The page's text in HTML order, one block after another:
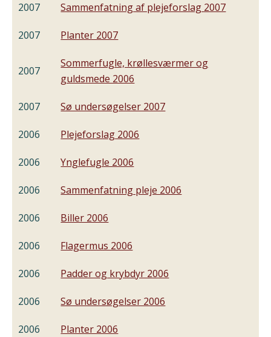
2007 Sammenfatning af plejeforslag 2007
2007 Planter 2007
2007
Sommerfugle, krøllesværmer og
guldsmede 2006
2007 Sø undersøgelser 2007
2006 Plejeforslag 2006
2006 Ynglefugle 2006
2006 Sammenfatning pleje 2006
2006 Biller 2006
2006 Flagermus 2006
2006 Padder og krybdyr 2006
2006 Sø undersøgelser 2006
2006 Planter 2006